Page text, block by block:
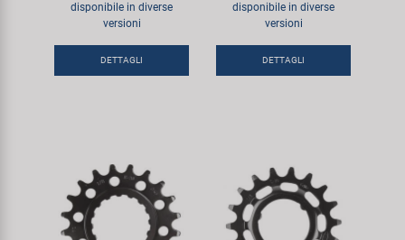
disponibile in diverse
versioni
DETTAGLI
disponibile in diverse
versioni
DETTAGLI